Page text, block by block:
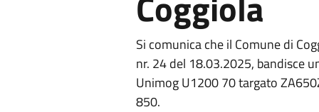
Si comunica che il Comune di
nr. 24 del 18.03.2025, bandisce
Unimog U1200 70 targato
850.